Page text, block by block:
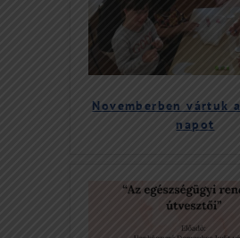
Novemberben vártuk
napot